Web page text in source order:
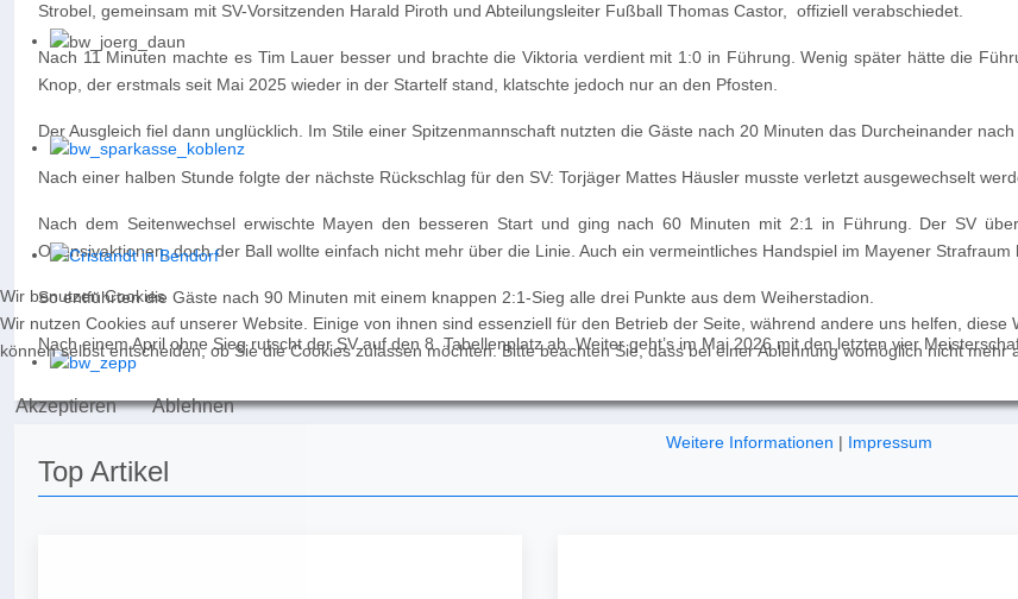
Strobel, gemeinsam mit SV-Vorsitzenden Harald Piroth und Abteilungsleiter Fußball Thomas Castor, offiziell verabschiedet.
Nach 11 Minuten machte es Tim Lauer besser und brachte die Viktoria verdient mit 1:0 in Führung. Wenig später hätte die
Knop, der erstmals seit Mai 2025 wieder in der Startelf stand, klatschte jedoch nur an den Pfosten.
Der Ausgleich fiel dann unglücklich. Im Stile einer Spitzenmannschaft nutzten die Gäste nach 20 Minuten das Durcheinander
Nach einer halben Stunde folgte der nächste Rückschlag für den SV: Torjäger Mattes Häusler musste verletzt ausgewechselt
Nach dem Seitenwechsel erwischte Mayen den besseren Start und ging nach 60 Minuten mit 2:1 in Führung. Der SV
Offensivaktionen, doch der Ball wollte einfach nicht mehr über die Linie. Auch ein vermeintliches Handspiel im Mayener Strafraum
So entführten die Gäste nach 90 Minuten mit einem knappen 2:1-Sieg alle drei Punkte aus dem Weiherstadion.
Nach einem April ohne Sieg rutscht der SV auf den 8. Tabellenplatz ab. Weiter geht’s im Mai 2026 mit den letzten vier
Top Artikel
Wir benutzen Cookies
Wir nutzen Cookies auf unserer Website. Einige von ihnen sind essenziell für den Betrieb der Seite, während andere uns helfen,
können selbst entscheiden, ob Sie die Cookies zulassen möchten. Bitte beachten Sie, dass bei einer Ablehnung womöglich nicht mehr
Akzeptieren Ablehnen
Weitere Informationen | Impressum